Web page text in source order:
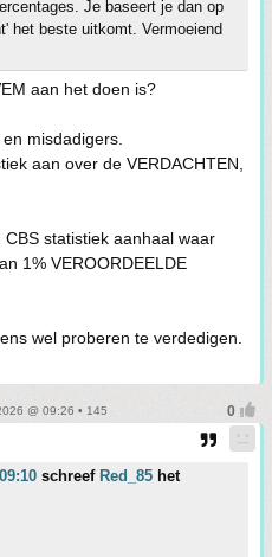
Je baseert je dan op
het beste uitkomt. Vermoeiend
aan het doen is?
misdadigers.
aan over de VERDACHTEN,
statistiek aanhaal waar
1% VEROORDEELDE
wel proberen te verdedigen.
@ 09:26 • 145
schreef Red_85 het